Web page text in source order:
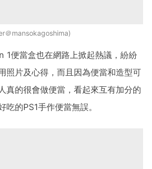
＠mansokagoshima
1便當盒也在網路上掀起熱議，紛紛
照片及心得，而且因為便當和造型可
真的很會做便當，看起來互有加分的
吃的PS1手作便當無誤。